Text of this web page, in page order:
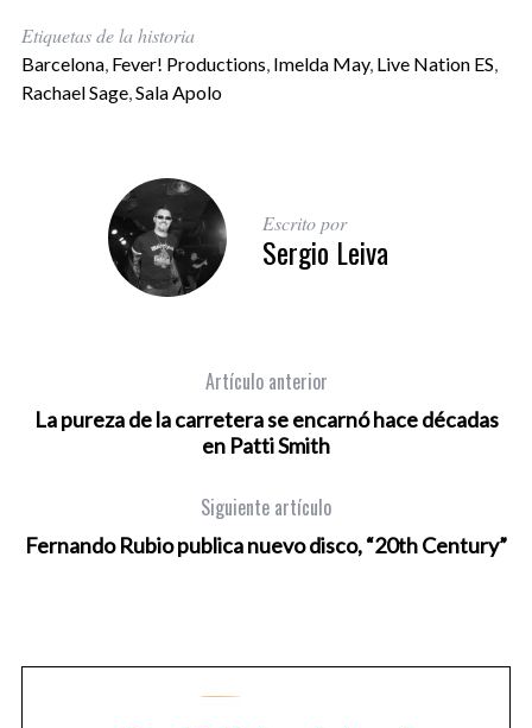
Etiquetas de la historia
Barcelona, Fever! Productions, Imelda May, Live Nation ES,
Rachael Sage,Sala Apolo
Escrito por
Sergio Leiva
Artículo anterior
La pureza de la carretera se encarnó hace décadas
en Patti Smith
Siguiente artículo
Fernando Rubio publica nuevo disco, “20th Century”